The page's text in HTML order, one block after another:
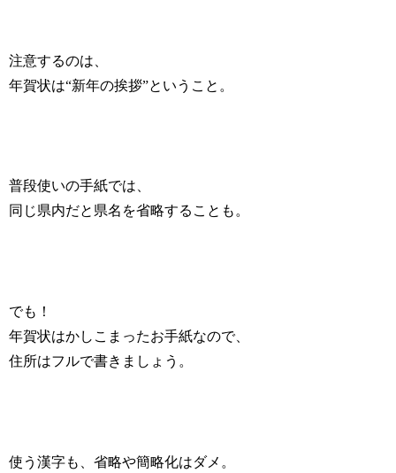
注意するのは、
年賀状は“新年の挨拶”ということ。
普段使いの手紙では、
同じ県内だと県名を省略することも。
でも！
年賀状はかしこまったお手紙なので、
住所はフルで書きましょう。
使う漢字も、省略や簡略化はダメ。